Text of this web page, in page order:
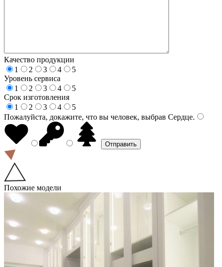
Качество продукции
1
2 3 4
5
Уровень сервиса
1
2 3 4
5
Срок изготовления
1
2 3 4
5
Пожалуйста, докажите, что вы человек, выбрав Сердце.
Похожие модели